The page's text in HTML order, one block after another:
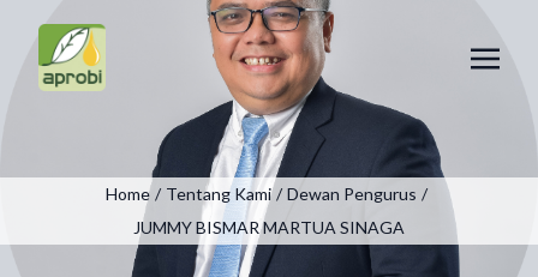
Home / Tentang Kami / Dewan Pengurus /
JUMMY BISMAR MARTUA SINAGA